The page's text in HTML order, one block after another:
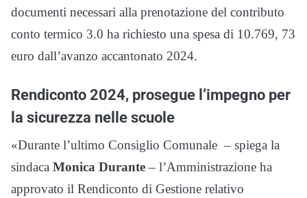
documenti necessari alla prenotazione del contributo
conto termico 3.0 ha richiesto una spesa di 10.769, 73
euro dall’avanzo accantonato 2024.
Rendiconto 2024, prosegue l’impegno per
la sicurezza nelle scuole
«Durante l’ultimo Consiglio Comunale – spiega la
sindaca Monica Durante– l’Amministrazione ha
approvato il Rendiconto di Gestione relativo